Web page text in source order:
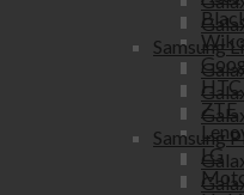
HTC
ZTE
LG
Samsung
Samsung